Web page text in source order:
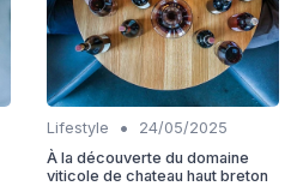
Lifestyle •
24/05/2025
À la découverte du domaine
viticole de chateau haut breton